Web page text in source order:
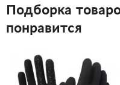
Подборка
понравится